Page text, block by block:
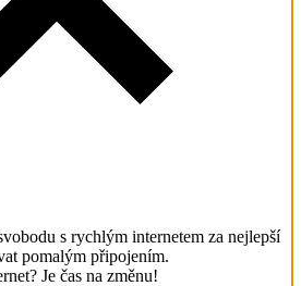
s rychlým internetem za nejlepší
pomalým připojením.
Je čas na změnu!